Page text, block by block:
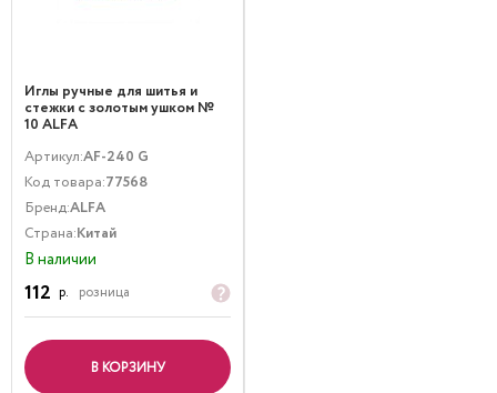
Иглы ручные для шитья и
стежки с золотым ушком №
10 ALFA
Артикул:AF-240 G
Код товара:77568
Бренд:ALFA
Страна:Китай
В наличии
112 р. розница
В КОРЗИНУ